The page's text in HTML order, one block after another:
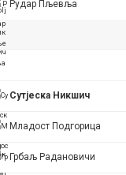
Рудар Пљевља
Сутјеска Никшич
Младост Подгорица
Грбаљ Радановичи